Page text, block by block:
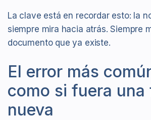
La clave está en recordar esto: la
siempre mira hacia atrás. Siempre
documento que ya existe.
El error más
como si fuera una
nueva